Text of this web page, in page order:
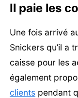
Il paie les
Une fois arrivé
Snickers qu’il a
caisse pour les
également
clients pendant